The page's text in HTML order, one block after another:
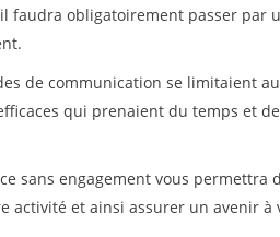
faudra obligatoirement passer par
de communication se limitaient
qui prenaient du temps et
sans engagement vous permettra
activité et ainsi assurer un avenir à